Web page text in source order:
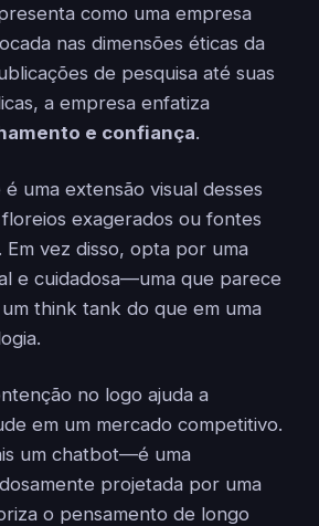
como uma empresa
nas dimensões éticas da
de pesquisa até suas
a empresa enfatiza
e confiança.
uma extensão visual desses
exagerados ou fontes
vez disso, opta por uma
e cuidadosa—uma que parece
um think tank do que em uma
no logo ajuda a
em um mercado competitivo.
um chatbot—é uma
projetada por uma
o pensamento de longo